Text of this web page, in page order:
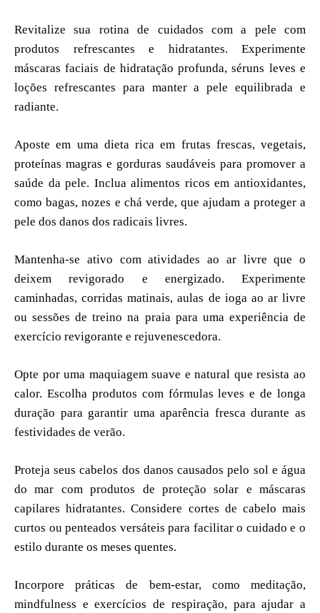
Revitalize sua rotina de cuidados com a pele com
produtos refrescantes e hidratantes. Experimente
máscaras faciais de hidratação profunda, séruns leves e
loções refrescantes para manter a pele equilibrada e
radiante.
Aposte em uma dieta rica em frutas frescas, vegetais,
proteínas magras e gorduras saudáveis para promover a
saúde da pele. Inclua alimentos ricos em antioxidantes,
como bagas, nozes e chá verde, que ajudam a proteger a
pele dos danos dos radicais livres.
Mantenha-se ativo com atividades ao ar livre que o
deixem revigorado e energizado. Experimente
caminhadas, corridas matinais, aulas de ioga ao ar livre
ou sessões de treino na praia para uma experiência de
exercício revigorante e rejuvenescedora.
Opte por uma maquiagem suave e natural que resista ao
calor. Escolha produtos com fórmulas leves e de longa
duração para garantir uma aparência fresca durante as
festividades de verão.
Proteja seus cabelos dos danos causados pelo sol e água
do mar com produtos de proteção solar e máscaras
capilares hidratantes. Considere cortes de cabelo mais
curtos ou penteados versáteis para facilitar o cuidado e o
estilo durante os meses quentes.
Incorpore práticas de bem-estar, como meditação,
mindfulness e exercícios de respiração, para ajudar a